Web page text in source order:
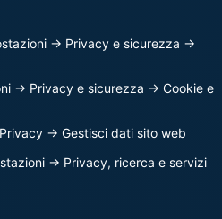
→ Privacy e sicurezza →
→ Privacy e sicurezza → Cookie e
→ Gestisci dati sito web
→ Privacy, ricerca e servizi